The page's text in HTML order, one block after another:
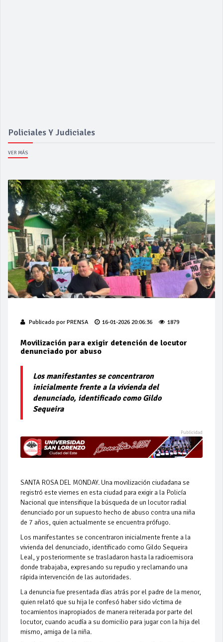
Policiales Y Judiciales
VER MÁS
Publicado por PRENSA 16-01-2026 20:06:36 1879
Movilización para exigir detención de locutor
denunciado por abuso
Los manifestantes se concentraron
inicialmente frente a la vivienda del
denunciado, identificado como Gildo
Sequeira
SANTA ROSA DEL MONDAY. Una movilización ciudadana se
registró este viernes en esta ciudad para exigir a la Policía
Nacional que intensifique la búsqueda de un locutor radial
denunciado por un supuesto hecho de abuso contra una niña
de 7 años, quien actualmente se encuentra prófugo.
Los manifestantes se concentraron inicialmente frente a la
vivienda del denunciado, identificado como Gildo Sequeira
Leal, y posteriormente se trasladaron hasta la radioemisora
donde trabajaba, expresando su repudio y reclamando una
rápida intervención de las autoridades.
La denuncia fue presentada días atrás por el padre de la menor,
quien relató que su hija le confesó haber sido víctima de
tocamientos inapropiados de manera reiterada por parte del
locutor, cuando acudía a su domicilio para jugar con la hija del
mismo, amiga de la niña.